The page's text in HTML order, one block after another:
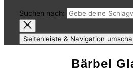
Suchen nach:
Seitenleiste & Navigation
Bärbel